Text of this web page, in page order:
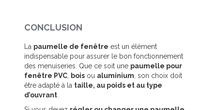
CONCLUSION
La paumelle de fenêtre est un élément
indispensable pour assurer le bon fonctionnement
des menuiseries. Que ce soit une paumelle pour
fenêtre PVC
bois ou aluminium , son choix doit
être adapté à la taille, au poids et au type
d’ouvrant